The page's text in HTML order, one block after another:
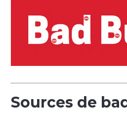
Sources de